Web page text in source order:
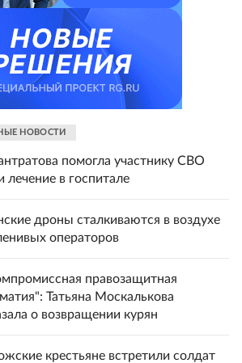
НОВОСТИ
помогла участнику СВО
лечение в госпитале
дроны сталкиваются в воздухе
операторов
правозащитная
Татьяна Москалькова
о возвращении курян
крестьяне встретили солдат